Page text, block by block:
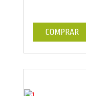
COMPRAR